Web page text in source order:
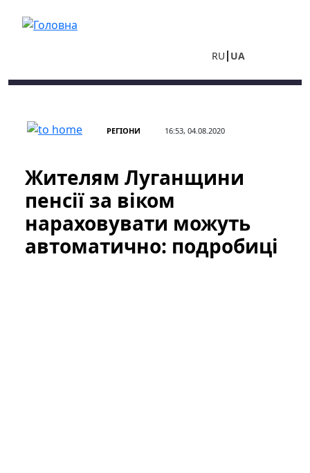
RU UA
РЕГІОНИ 16:53, 04.08.2020
Жителям Луганщини
пенсії за віком
нараховувати можуть
автоматично: подробиці